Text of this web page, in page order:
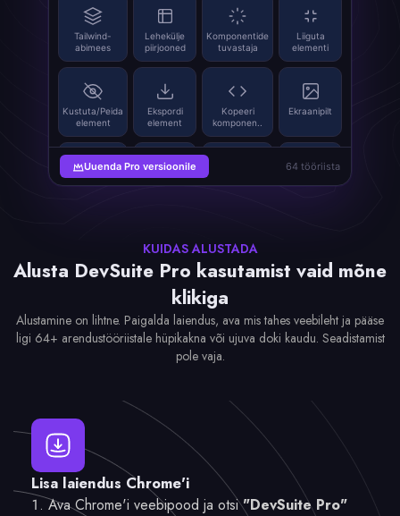
Tailwind-
abimees
Lehekülje
piirjooned
Komponentide
tuvastaja
Liiguta
elementi
Kustuta/Peida
element
Ekspordi
element
Kopeeri
komponen..
Ekraanipilt
Eralda pildid
SVG
Pildi asendaja
QR-koodi
Uuenda Pro versioonile 64 tööriista
KUIDAS ALUSTADA
Alusta DevSuite Pro kasutamist vaid mõne
klikiga
Alustamine on lihtne. Paigalda laiendus, ava mis tahes veebileht ja pääse
ligi 64+ arendustööriistale hüpikakna või ujuva doki kaudu. Seadistamist
pole vaja.
Lisa laiendus Chrome'i
Ava Chrome'i veebipood ja otsi"DevSuite Pro"